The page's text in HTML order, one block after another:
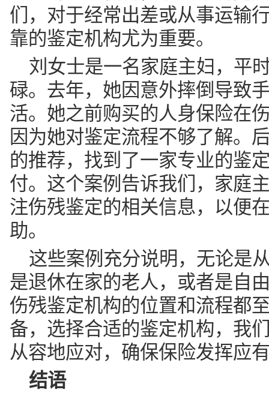
碌。去年，她因意外摔倒导致
活。她之前购买的人身保险在
因为她对鉴定流程不够了解。
的推荐，找到了一家专业的鉴
付。这个案例告诉我们，家庭
注伤残鉴定的相关信息，以便
助。
这些案例充分说明，无论是
是退休在家的老人，或者是自
伤残鉴定机构的位置和流程都
备，选择合适的鉴定机构，我
从容地应对，确保保险发挥应
结语
通过本文的介绍，相信你已
的位置有了更清晰的认识。记
鉴定机构，不仅能确保鉴定结